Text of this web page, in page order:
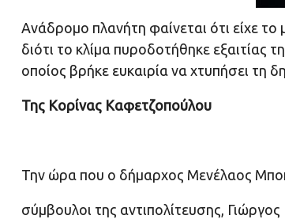
Ανάδρομο πλανήτη φαίνεται ότι είχε
διότι το κλίμα πυροδοτήθηκε εξαιτίας
οποίος βρήκε ευκαιρία να χτυπήσει τη
Της Κορίνας Καφετζοπούλου
Την ώρα που ο δήμαρχος Μενέλαος
σύμβουλοι της αντιπολίτευσης,